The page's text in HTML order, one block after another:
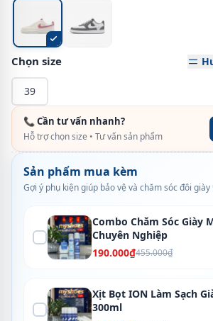
Chọn size
39
📞 Cần tư vấn nhanh?
Hỗ trợ chọn size • Tư vấn sản phẩm
Sản phẩm mua kèm
Gợi ý phụ kiện giúp bảo vệ và chăm sóc đôi
Combo Chăm Sóc Giày
Chuyên Nghiệp
190.000₫455.000₫
Xịt Bọt ION Làm Sạch
300ml